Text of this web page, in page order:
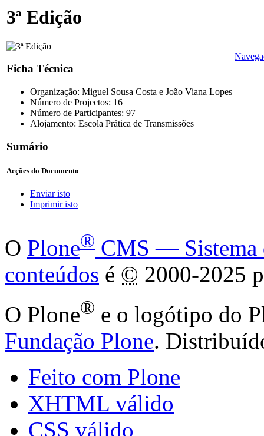
3ª Edição
Ficha Técnica
Organização: Miguel Sousa Costa e João Viana Lopes
Número de Projectos: 16
Número de Participantes: 97
Alojamento: Escola Prática de Transmissões
Sumário
Acções do Documento
Enviar isto
Imprimir isto
O Plone® CMS — Sistema
conteúdos é © 2000-2025
O Plone® e o logótipo do
Fundação Plone.
Feito com Plone
XHTML válido
CSS válido